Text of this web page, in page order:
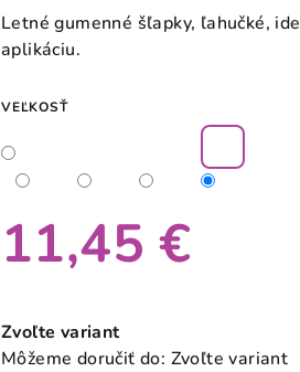
produktu
0,0
5
hviezdičiek.
Letné gumenné šľapky, ľahučké,
aplikáciu.
VEĽKOSŤ
11,45 €
cena:
Zvoľte variant
Môžeme doručiť do: Zvoľte variant